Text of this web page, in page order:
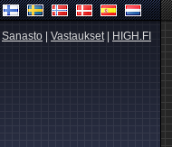
Sanasto Vastaukset| HIGH.FI